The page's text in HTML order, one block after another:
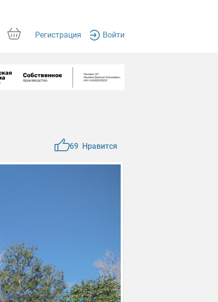
Регистрация Войти
69 Нравится